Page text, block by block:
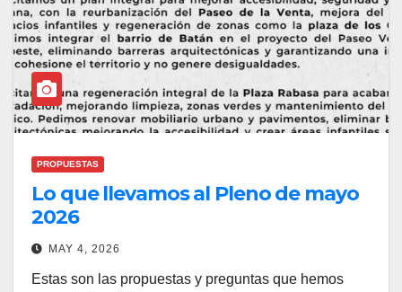
PROPUESTAS
Lo que llevamos al Pleno de mayo
2026
MAY 4, 2026
Estas son las propuestas y preguntas que hemos